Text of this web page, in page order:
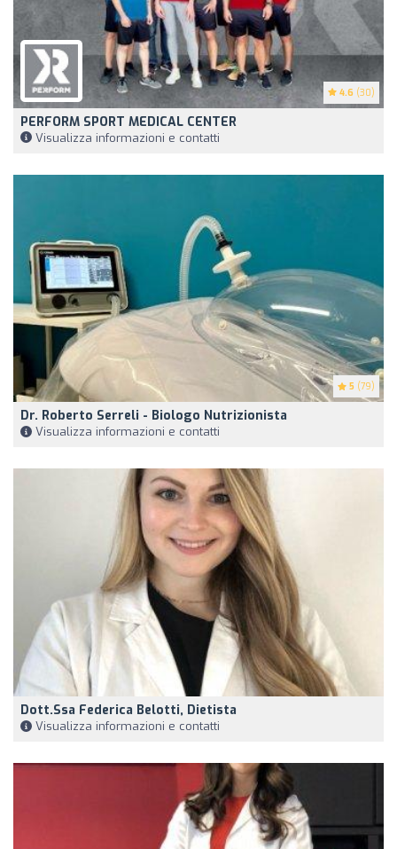
4.6 (30)
PERFORM SPORT MEDICAL CENTER
Visualizza informazioni e contatti
5 (79)
Dr. Roberto Serreli - Biologo Nutrizionista
Visualizza informazioni e contatti
Dott.ssa Federica Belotti, Dietista
Visualizza informazioni e contatti